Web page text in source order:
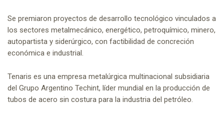
Se premiaron proyectos de desarrollo tecnológico vinculados a
los sectores metalmecánico, energético, petroquímico, minero,
autopartista y siderúrgico, con factibilidad de concreción
económica e industrial.
Tenaris es una empresa metalúrgica multinacional subsidiaria
del Grupo Argentino Techint, líder mundial en la producción de
tubos de acero sin costura para la industria del petróleo.